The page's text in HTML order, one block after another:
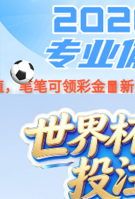
九游娱乐
站-九游引
Previous
当前位置：主页>产品介绍>